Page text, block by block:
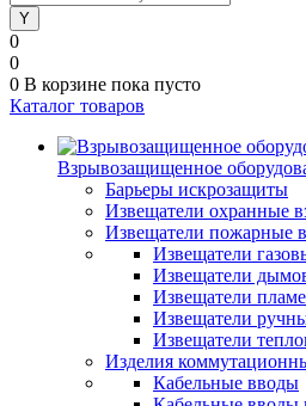
0
0
0 В корзине пока пусто
Каталог товаров
Взрывозащищенное
Барьеры искрозащиты
Извещатели охранные
Извещатели пожарные
Извещатели
Извещатели
Извещатели
Извещатели
Извещатели
Изделия
Кабельные вводы